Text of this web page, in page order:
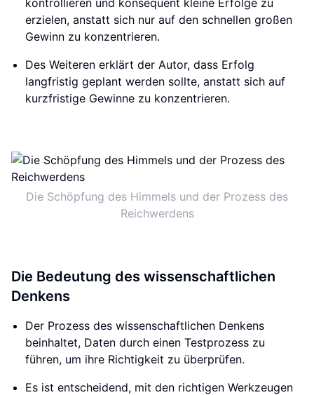
kontrollieren und konsequent kleine Erfolge zu
erzielen, anstatt sich nur auf den schnellen großen
Gewinn zu konzentrieren.
Des Weiteren erklärt der Autor, dass Erfolg
langfristig geplant werden sollte, anstatt sich auf
kurzfristige Gewinne zu konzentrieren.
Die Schöpfung des Himmels und der Prozess des
Reichwerdens
Die Bedeutung des wissenschaftlichen
Denkens
Der Prozess des wissenschaftlichen Denkens
beinhaltet, Daten durch einen Testprozess zu
führen, um ihre Richtigkeit zu überprüfen.
Es ist entscheidend, mit den richtigen Werkzeugen